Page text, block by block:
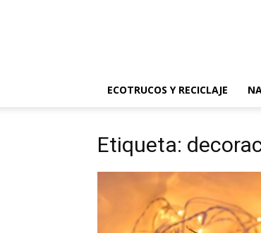
ECOTRUCOS Y RECICLAJE
Etiqueta: